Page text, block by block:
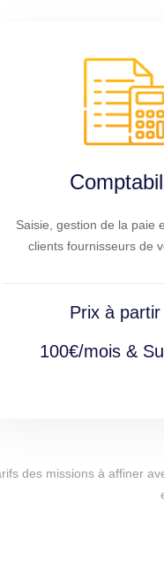
Saisie, gestion de la paie
clients fournisseurs de
Prix à
100€/mois &
des missions à affiner